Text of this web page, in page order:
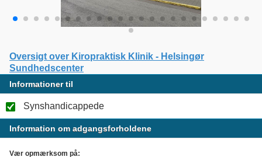
Oversigt over Kiropraktisk Klinik - Helsingør
Sundhedscenter
Informationer til
Synshandicappede
Information om adgangsforholdene
Vær opmærksom på: